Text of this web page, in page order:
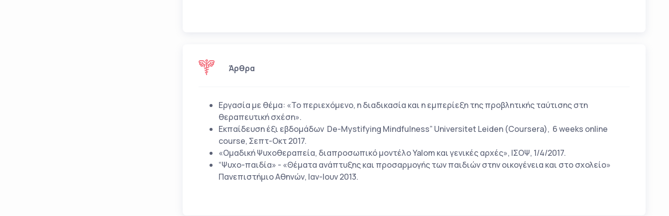
Άρθρα
Εργασία με θέμα: «Το περιεχόμενο, η διαδικασία και η εμπερίεξη της προβλητικής ταύτισης στη
θεραπευτική σχέση».
Εκπαίδευση έξι εβδομάδων De-Mystifying Mindfulness” Universitet Leiden (Coursera), 6 weeks online
course, Σεπτ-Οκτ 2017.
«Ομαδική Ψυχοθεραπεία, διαπροσωπικό μοντέλο Yalom και γενικές αρχές», ΙΣΟΨ, 1/4/2017.
“Ψυχο-παιδία» - «Θέματα ανάπτυξης και προσαρμογής των παιδιών στην οικογένεια και στο σχολείο»
Πανεπιστήμιο Αθηνών, Ιαν-Ιουν 2013.